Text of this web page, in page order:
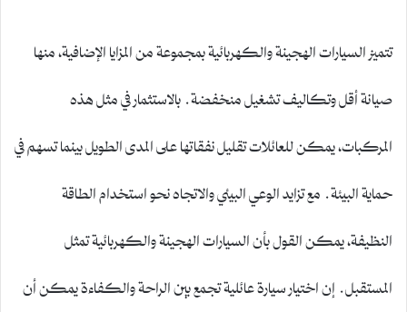
تتميز السيارات الهجينة والكهربائية بمجموعة من المزايا الإضافية، منها
صيانة أقل وتكاليف تشغيل منخفضة. بالاستثمار في مثل هذه
المركبات، يمكن للعائلات تقليل نفقاتها على المدى الطويل بينما تسهم في
حماية البيئة. مع تزايد الوعي البيئي والاتجاه نحو استخدام الطاقة
النظيفة، يمكن القول بأن السيارات الهجينة والكهربائية تمثل
المستقبل. إن اختيار سيارة عائلية تجمع بين الراحة والكفاءة يمكن أن